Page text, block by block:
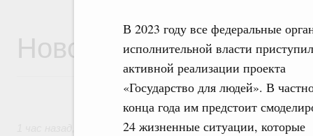
В 2023 году все федеральные
исполнительной власти
активной реализации проекта
«Государство для людей». В
конца года им предстоит
24 жизненные ситуации, которые
Новости
Регулирование в сфере строительства